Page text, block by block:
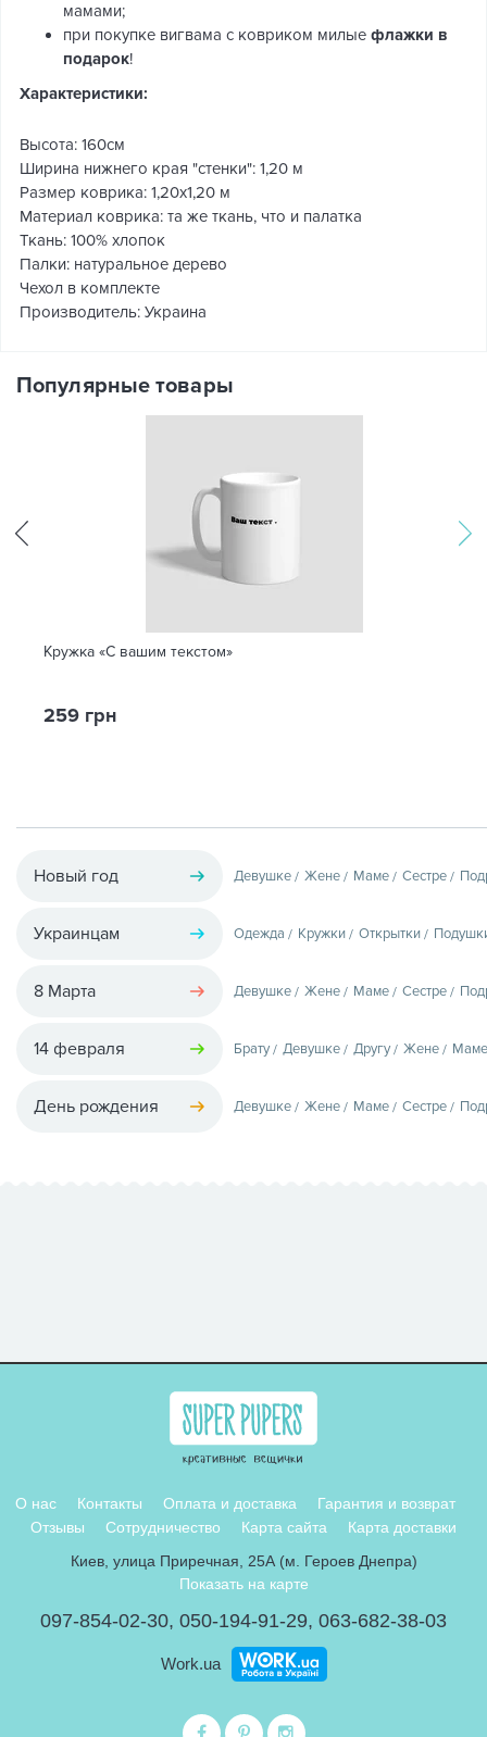
мамами;
при покупке вигвама с ковриком милые флажки в
подарок!
Характеристики:
Высота: 160см
Ширина нижнего края "стенки": 1,20 м
Размер коврика: 1,20х1,20 м
Материал коврика: та же ткань, что и палатка
Ткань: 100% хлопок
Палки: натуральное дерево
Чехол в комплекте
Производитель: Украина
Популярные товары
Кружка «С вашим текстом»
259 грн
Новый год Девушке Жене Маме Сестре
Украинцам Одежда Кружки Открытки
8 Марта Девушке Жене Маме Сестре
14 февраля Брату Девушке Другу Жене Маме
День рождения Девушке Жене Маме Сестре
О нас Контакты Оплата и доставка
Гарантия и возврат
Отзывы
Сотрудничество Карта сайта
Карта доставки
Киев, улица Приречная, 25А (м. Героев Днепра)
Показать на карте
097-854-02-30, 050-194-91-29, 063-682-38-03
Work.ua